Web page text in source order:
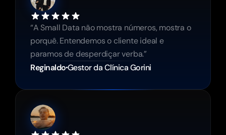
“A Small Data não mostra números, mostra o
porquê. Entendemos o cliente ideal e
paramos de desperdiçar verba.”
ReginaldoGestor da Clínica Gorini